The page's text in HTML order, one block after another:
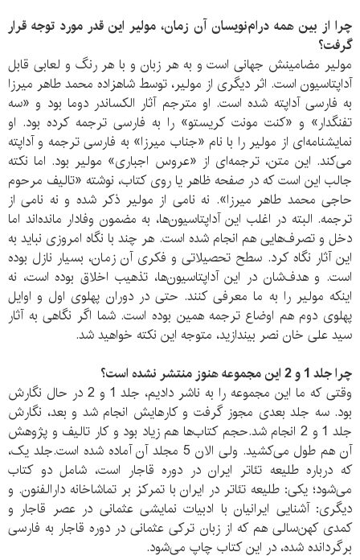
چرا از بین همه درام‌نویسان آن زمان، مولیر این قدر مورد توجه قرار
گرفت؟
مولیر مضامینش جهانی است و به هر زبان و با هر رنگ و لعابی قابل
آداپتاسیون است. اثر دیگری از مولیر، توسط شاهزاده محمد طاهر میرزا
به فارسی آداپته شده است. او مترجم آثار الکساندر دوما بود و «سه
تفنگدار» و «کنت مونت کریستو» را به فارسی ترجمه کرده بود. او
نمایشنامه‌ای از مولیر را با نام «جناب میرزا» به فارسی ترجمه و آداپته
می‌کند. این متن، ترجمه‌ای از «عروس اجباری» مولیر بود. اما نکته
جالب این است که در صفحه ظاهر یا روی کتاب، نوشته «تالیف مرحوم
حاجی محمد طاهر میرزا». نه نامی از مولیر ذکر شده و نه نامی از
ترجمه. البته در اغلب این آداپتاسیون‌ها، به مضمون وفادار مانده‌‌اند اما
دخل و تصرف‌هایی هم انجام شده است. هر چند با نگاه امروزی نباید به
این آثار نگاه کرد. سطح تحصیلاتی و فکری آن زمان، بسیار نازل بوده
است. و هدف‌شان در این آداپتاسیون‌ها، تذهیب اخلاق بوده است، نه
اینکه مولیر را به ما معرفی کنند. حتی در دوران پهلوی اول و اوایل
پهلوی دوم هم اوضاع ترجمه همین بوده است. شما اگر نگاهی به آثار
سید علی خان نصر بیندازید، متوجه این نکته خواهید شد.
چرا جلد 1 و 2 این مجموعه هنوز منتشر نشده است؟
وقتی که ما این مجموعه را به ناشر دادیم، جلد 1 و 2 در حال نگارش
بود. سه جلد بعدی مجوز گرفت و کارهایش انجام شد و بعد، نگارش
جلد 1 و 2 انجام شد.حجم کتاب‌ها هم زیاد بود و کار تالیف و پژوهش
آن هم طول می‌کشید. ولی الان 5 مجلد آن آماده شده است.جلد یک،
که درباره طلیعه تئاتر ایران در دوره قاجار است، شامل دو کتاب
می‌شود؛ یکی: طلیعه تئاتر در ایران با تمرکز بر تماشاخانه دارالفنون. و
دیگری: آشنایی ایرانیان با ادبیات نمایشی عثمانی در عصر قاجار و
کمدی کهن‌سالی هم که از زبان ترکی عثمانی در دوره قاجار به فارسی
برگردانده شده، در این کتاب چاپ می‌شود.